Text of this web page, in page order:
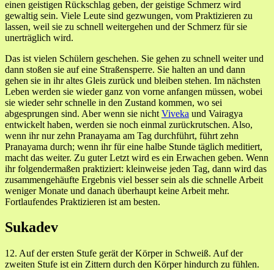
einen geistigen Rückschlag geben, der geistige Schmerz wird
gewaltig sein. Viele Leute sind gezwungen, vom Praktizieren zu
lassen, weil sie zu schnell weitergehen und der Schmerz für sie
unerträglich wird.
Das ist vielen Schülern geschehen. Sie gehen zu schnell weiter und
dann stoßen sie auf eine Straßensperre. Sie halten an und dann
gehen sie in ihr altes Gleis zurück und bleiben stehen. Im nächsten
Leben werden sie wieder ganz von vorne anfangen müssen, wobei
sie wieder sehr schnelle in den Zustand kommen, wo sei
abgesprungen sind. Aber wenn sie nicht Viveka und Vairagya
entwickelt haben, werden sie noch einmal zurückrutschen. Also,
wenn ihr nur zehn Pranayama am Tag durchführt, führt zehn
Pranayama durch; wenn ihr für eine halbe Stunde täglich meditiert,
macht das weiter. Zu guter Letzt wird es ein Erwachen geben. Wenn
ihr folgendermaßen praktiziert: kleinweise jeden Tag, dann wird das
zusammengehäufte Ergebnis viel besser sein als die schnelle Arbeit
weniger Monate und danach überhaupt keine Arbeit mehr.
Fortlaufendes Praktizieren ist am besten.
Sukadev
12. Auf der ersten Stufe gerät der Körper in Schweiß. Auf der
zweiten Stufe ist ein Zittern durch den Körper hindurch zu fühlen.